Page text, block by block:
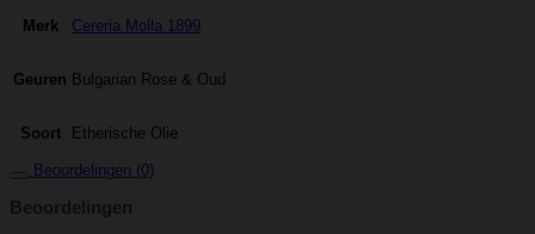
Merk Cereria Molla 1899
Geuren Bulgarian Rose & Oud
Soort Etherische Olie
Beoordelingen (0)
Beoordelingen